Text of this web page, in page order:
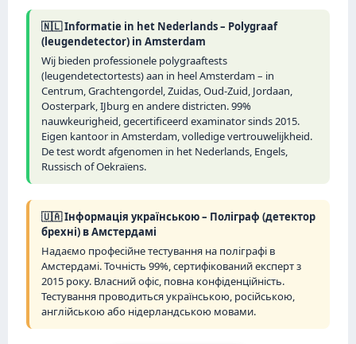
🇳🇱 Informatie in het Nederlands – Polygraaf
(leugendetector) in Amsterdam
Wij bieden professionele polygraaftests
(leugendetectortests) aan in heel Amsterdam – in
Centrum, Grachtengordel, Zuidas, Oud-Zuid, Jordaan,
Oosterpark, IJburg en andere districten. 99%
nauwkeurigheid, gecertificeerd examinator sinds 2015.
Eigen kantoor in Amsterdam, volledige vertrouwelijkheid.
De test wordt afgenomen in het Nederlands, Engels,
Russisch of Oekraïens.
🇺🇦 Інформація українською – Поліграф (детектор
брехні) в Амстердамі
Надаємо професійне тестування на поліграфі в
Амстердамі. Точність 99%, сертифікований експерт з
2015 року. Власний офіс, повна конфіденційність.
Тестування проводиться українською, російською,
англійською або нідерландською мовами.